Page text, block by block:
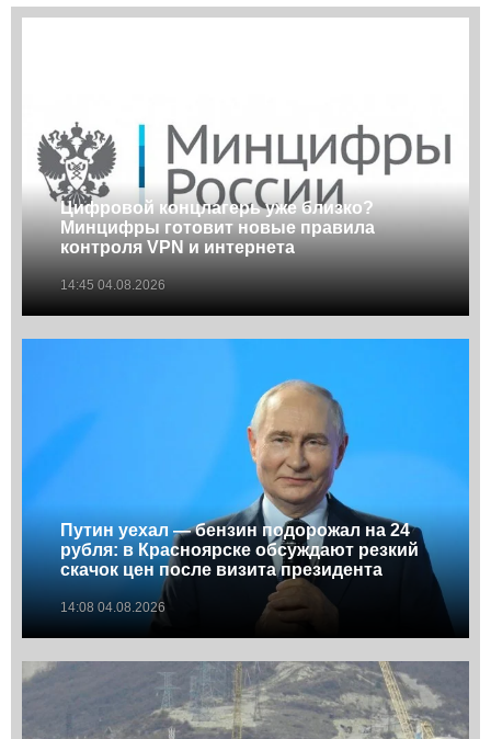
Цифровой концлагерь уже близко?
Минцифры готовит новые правила
контроля VPN и интернета
14:45 04.08.2026
Путин уехал — бензин подорожал на 24
рубля: в Красноярске обсуждают резкий
скачок цен после визита президента
14:08 04.08.2026